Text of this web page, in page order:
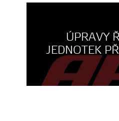
ÚPRAVY
JEDNOTEK